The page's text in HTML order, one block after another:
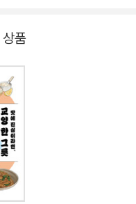
유가 채식 요리이기 때문
에서 기후행동 의제로 채
니다. 육식 위주의 식문화
들이지 않고도 탄소 배출
고, 동물권을 보호하는 장
하는 탁월한 수단이 되거
품